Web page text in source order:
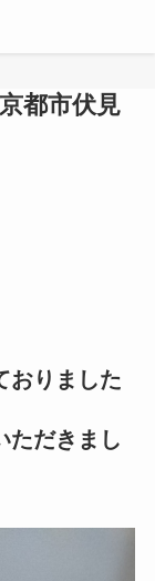
都市伏見
おりました
ただきまし